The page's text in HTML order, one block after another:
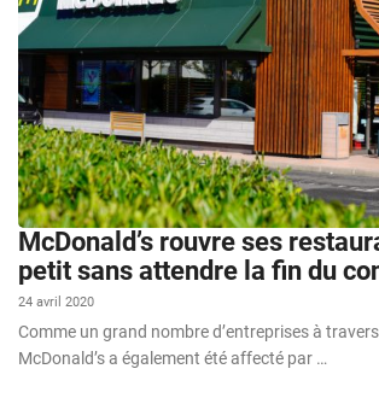
McDonald’s rouvre ses
petit sans attendre la fin du
24 avril 2020
Comme un grand nombre d’entreprises à
McDonald’s a également été affecté par …